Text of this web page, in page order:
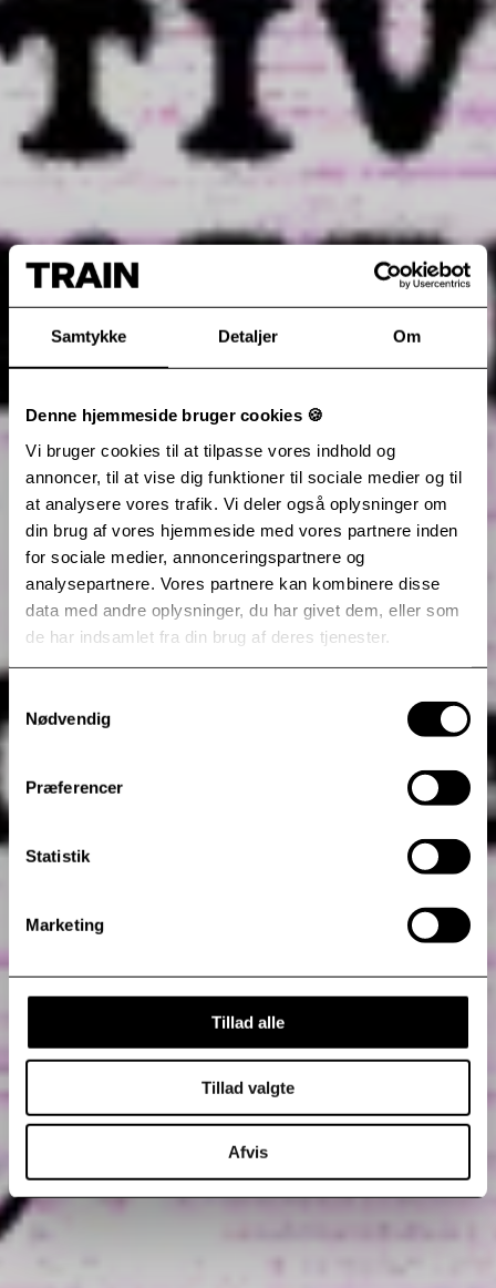
Samtykke Detaljer Om
Denne hjemmeside bruger cookies 🍪
Vi bruger cookies til at tilpasse vores indhold og
annoncer, til at vise dig funktioner til sociale medier og til
at analysere vores trafik. Vi deler også oplysninger om
din brug af vores hjemmeside med vores partnere inden
for sociale medier, annonceringspartnere og
analysepartnere. Vores partnere kan kombinere disse
data med andre oplysninger, du har givet dem, eller som
de har indsamlet fra din brug af deres tjenester.
Nødvendig
Præferencer
Statistik
Marketing
Tillad alle
Tillad valgte
Afvis